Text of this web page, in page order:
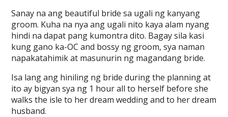
Sanay na ang beautiful bride sa ugali ng kanyang
groom. Kuha na nya ang ugali nito kaya alam nyang
hindi na dapat pang kumontra dito. Bagay sila kasi
kung gano ka-OC and bossy ng groom, sya naman
napakatahimik at masunurin ng magandang bride.
Isa lang ang hiniling ng bride during the planning at
ito ay bigyan sya ng 1 hour all to herself before she
walks the isle to her dream wedding and to her dream
husband.